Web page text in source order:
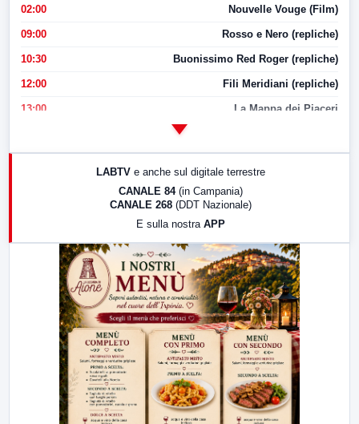
02:00 Nouvelle Vouge (Film)
09:00 Rosso e Nero (repliche)
10:30 Buonissimo Red Roger (repliche)
12:00 Fili Meridiani (repliche)
13:00 La Mappa dei Piaceri
LabNews (replica)
LABTV e anche sul digitale terrestre
CANALE 84 (in Campania)
CANALE 268 (DDT Nazionale)
E sulla nostra APP